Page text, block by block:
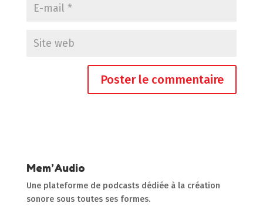
Mem’Audio
Une plateforme de podcasts dédiée à la création
sonore sous toutes ses formes.